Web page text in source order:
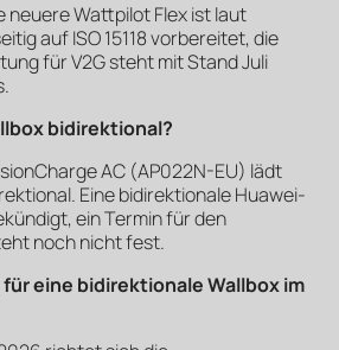
neuere Wattpilot Flex ist laut
auf ISO 15118 vorbereitet, die
für V2G steht mit Stand Juli
bidirektional?
AC (AP022N-EU) lädt
Eine bidirektionale Huawei-
ein Termin für den
noch nicht fest.
eine bidirektionale Wallbox im